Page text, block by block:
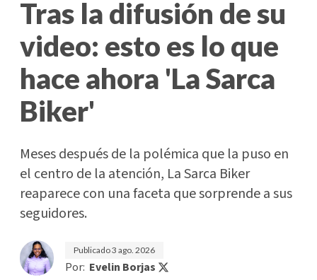
Tras la difusión de su
video: esto es lo que
hace ahora 'La Sarca
Biker'
Meses después de la polémica que la puso en
el centro de la atención, La Sarca Biker
reaparece con una faceta que sorprende a sus
seguidores.
Publicado3 ago. 2026
Por: Evelin Borjas